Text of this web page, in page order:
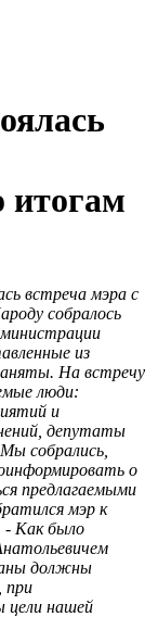
итогам
встреча мэра с
собралось
из
На встречу
люди:
и
депутаты
собрались,
о
предлагаемыми
мэр к
- Как было
должны
при
цели нашей